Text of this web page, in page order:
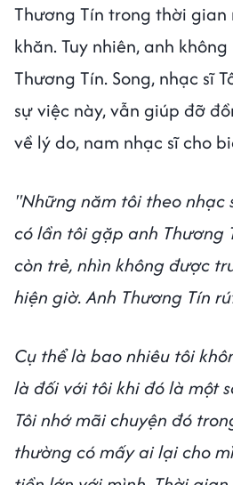
Thương Tín trong thời gian
khăn. Tuy nhiên, anh
Thương Tín. Song, nhạc sĩ
sự việc này, vẫn giúp đỡ
về lý do, nam nhạc sĩ cho
"Những năm tôi theo nhạc
có lần tôi gặp anh Thương
còn trẻ, nhìn không được
hiện giờ. Anh Thương Tín
Cụ thể là bao nhiêu tôi
là đối với tôi khi đó là một
Tôi nhớ mãi chuyện đó
thường có mấy ai lại cho